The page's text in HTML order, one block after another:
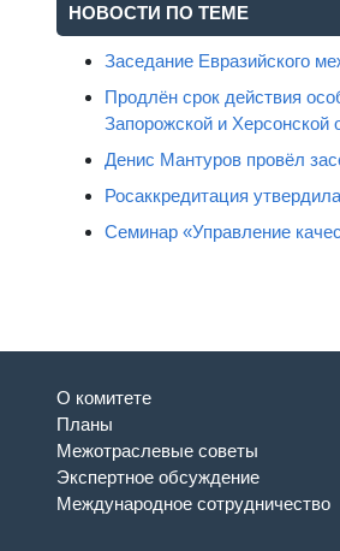
НОВОСТИ ПО ТЕМЕ
Заседание Евразийского
Продлён срок действия
Запорожской и Херсонской
Денис Мантуров провёл
Росаккредитация
Семинар «Управление
О комитете
Планы
Межотраслевые советы
Экспертное обсуждение
Международное сотрудничество